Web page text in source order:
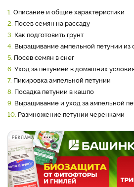
1. Описание и общие характеристики
2. Посев семян на рассаду
3. Как подготовить грунт
4. Выращивание ампельной петунии из
5. Посев семян в снег
6. Уход за петунией в домашних
7. Пикировка ампельной петунии
8. Посадка петунии в кашпо
9. Выращивание и уход за ампельной
10. Размножение петунии черенками
РЕКЛАМА